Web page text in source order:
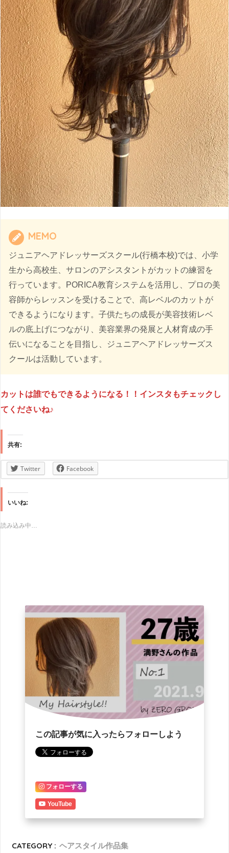
MEMO
ジュニアヘアドレッサーズスクール(行橋本校)では、小学
生から高校生、サロンのアシスタントがカットの練習を
行っています。PORICA教育システムを活用し、プロの美
容師からレッスンを受けることで、高レベルのカットが
できるようになります。子供たちの成長が美容技術レベ
ルの底上げにつながり、美容業界の発展と人材育成の手
伝いになることを目指し、ジュニアヘアドレッサーズス
クールは活動しています。
カットは誰でもできるようになる！！インスタもチェックし
てくださいね♪
共有:
Twitter Facebook
いいね:
読み込み中…
この記事が気に入ったらフォローしよう
フォローする
YouTube
CATEGORY : ヘアスタイル作品集